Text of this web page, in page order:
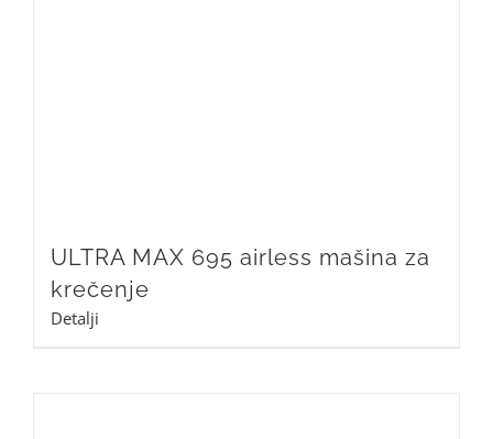
ULTRA MAX 695 airless mašina za
krečenje
Detalji